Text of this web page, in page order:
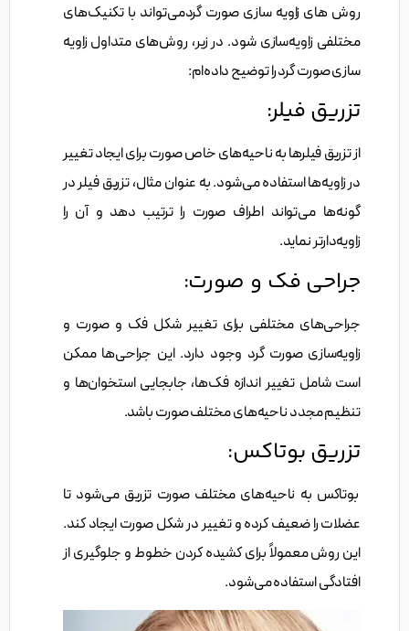
روش های زاویه سازی صورت گردمی‌تواند با تکنیک‌های
مختلفی زاویه‌سازی شود. در زیر، روش‌های متداول زاویه
سازی صورت گرد را توضیح داده‌ام:
تزریق فیلر:
از تزریق فیلرها به ناحیه‌های خاص صورت برای ایجاد تغییر
در زاویه‌ها استفاده می‌شود. به عنوان مثال، تزریق فیلر در
گونه‌ها می‌تواند اطراف صورت را ترتیب دهد و آن را
زاویه‌دارتر نماید.
جراحی فک و صورت:
جراحی‌های مختلفی برای تغییر شکل فک و صورت و
زاویه‌سازی صورت گرد وجود دارد. این جراحی‌ها ممکن
است شامل تغییر اندازه فک‌ها، جابجایی استخوان‌ها و
تنظیم مجدد ناحیه‌های مختلف صورت باشد.
تزریق بوتاکس:
بوتاکس به ناحیه‌های مختلف صورت تزریق می‌شود تا
عضلات را ضعیف کرده و تغییر در شکل صورت ایجاد کند.
این روش معمولاً برای کشیده کردن خطوط و جلوگیری از
افتادگی استفاده می‌شود.